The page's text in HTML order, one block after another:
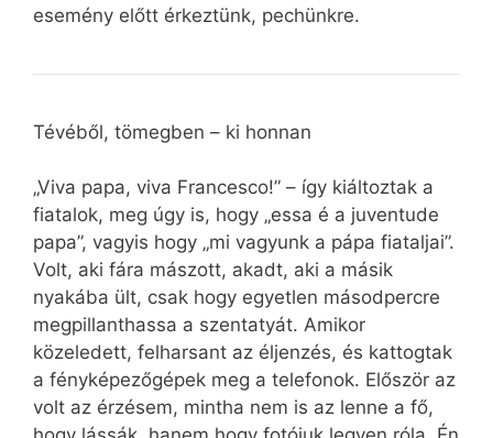
esemény előtt érkeztünk, pechünkre.
Tévéből, tömegben – ki honnan
„Viva papa, viva Francesco!” – így kiáltoztak a
fiatalok, meg úgy is, hogy „essa é a juventude
papa”, vagyis hogy „mi vagyunk a pápa fiataljai”.
Volt, aki fára mászott, akadt, aki a másik
nyakába ült, csak hogy egyetlen másodpercre
megpillanthassa a szentatyát. Amikor
közeledett, felharsant az éljenzés, és kattogtak
a fényképezőgépek meg a telefonok. Először az
volt az érzésem, mintha nem is az lenne a fő,